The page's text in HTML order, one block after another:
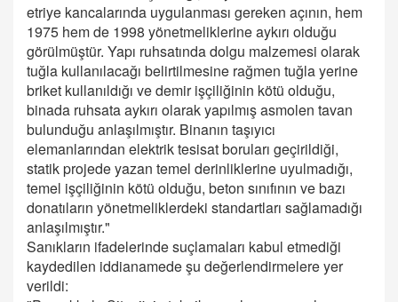
etriye kancalarında uygulanması gereken açının, hem
1975 hem de 1998 yönetmeliklerine aykırı olduğu
görülmüştür. Yapı ruhsatında dolgu malzemesi olarak
tuğla kullanılacağı belirtilmesine rağmen tuğla yerine
briket kullanıldığı ve demir işçiliğinin kötü olduğu,
binada ruhsata aykırı olarak yapılmış asmolen tavan
bulunduğu anlaşılmıştır. Binanın taşıyıcı
elemanlarından elektrik tesisat boruları geçirildiği,
statik projede yazan temel derinliklerine uyulmadığı,
temel işçiliğinin kötü olduğu, beton sınıfının ve bazı
donatıların yönetmeliklerdeki standartları sağlamadığı
anlaşılmıştır."
Sanıkların ifadelerinde suçlamaları kabul etmediği
kaydedilen iddianamede şu değerlendirmelere yer
verildi: